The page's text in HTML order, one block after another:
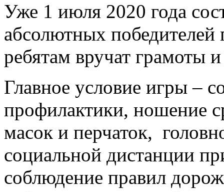
Уже 1 июля 2020 года
абсолютных победителей
ребятам вручат грамоты
Главное условие игры –
профилактики, ношение
масок и перчаток,
социальной дистанции
соблюдение правил